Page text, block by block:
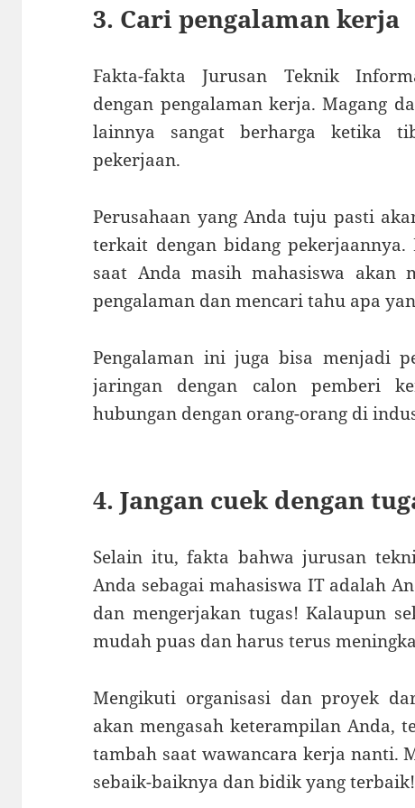
3. Cari pengalaman kerja
Fakta-fakta Jurusan Teknik
dengan pengalaman kerja. Magang
lainnya sangat berharga ketika
pekerjaan.
Perusahaan yang Anda tuju pasti
terkait dengan bidang
saat Anda masih mahasiswa akan
pengalaman dan mencari tahu apa
Pengalaman ini juga bisa menjadi
jaringan dengan calon pemberi
hubungan dengan orang-orang di
4. Jangan cuek dengan
Selain itu, fakta bahwa jurusan
Anda sebagai mahasiswa IT adalah
dan mengerjakan tugas! Kalaupun
mudah puas dan harus terus
Mengikuti organisasi dan proyek
akan mengasah keterampilan Anda,
tambah saat wawancara kerja nanti.
sebaik-baiknya dan bidik yang terbaik!